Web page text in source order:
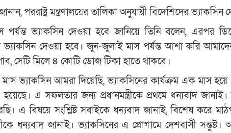
জানান, পররাষ্ট্র মন্ত্রণালয়ের তালিকা অনুযায়ী বিদেশিদের ভ্যাকসিন
ভ্যাকসিন দেওয়া হবে জানিয়ে তিনি বলেন, এরপর
দেওয়া হবে। জুন-জুলাই মাস পর্যন্ত আশা করি
সেটি মিলে ৪ কোটি ডোজ টিকা হাতে থাকবে।
ভ্যাকসিন আমরা দিয়েছি, ভ্যাকসিনের কার্যক্রম এক মাস
এ সফলতার জন্য প্রধানমন্ত্রীকে প্রথমে ধন্যবাদ
এ বিষয়ে সংশ্লিষ্ট সবাইকে ধন্যবাদ জানাই, বিশেষ করে
ধন্যবাদ জানাই। ভ্যাকসিনের এ প্রোগামে দেশবাসী সন্তুষ্ট।